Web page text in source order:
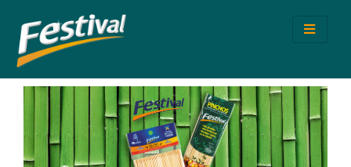
contenido